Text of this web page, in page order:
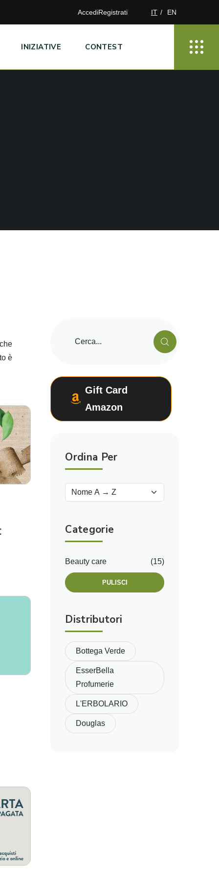
AccediRegistrati IT EN
INIZIATIVE CONTEST
è
Gift Card
Amazon
Ordina Per
Categorie
Beauty care (15)
PULISCI
Distributori
Bottega Verde
EsserBella
Profumerie
L'ERBOLARIO
Douglas